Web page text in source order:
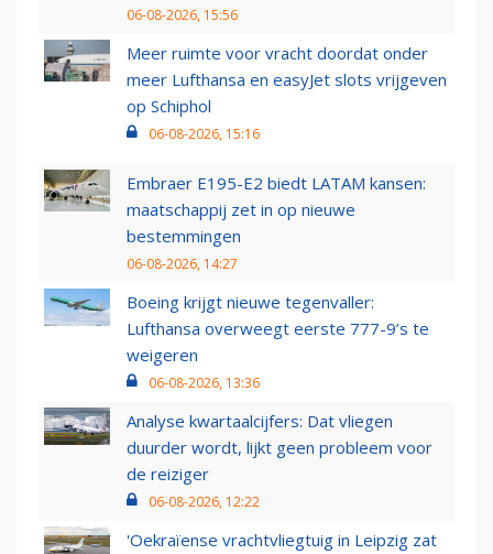
06-08-2026, 15:56
Meer ruimte voor vracht doordat onder
meer Lufthansa en easyJet slots vrijgeven
op Schiphol
06-08-2026, 15:16
Embraer E195-E2 biedt LATAM kansen:
maatschappij zet in op nieuwe
bestemmingen
06-08-2026, 14:27
Boeing krijgt nieuwe tegenvaller:
Lufthansa overweegt eerste 777-9’s te
weigeren
06-08-2026, 13:36
Analyse kwartaalcijfers: Dat vliegen
duurder wordt, lijkt geen probleem voor
de reiziger
06-08-2026, 12:22
'Oekraïense vrachtvliegtuig in Leipzig zat